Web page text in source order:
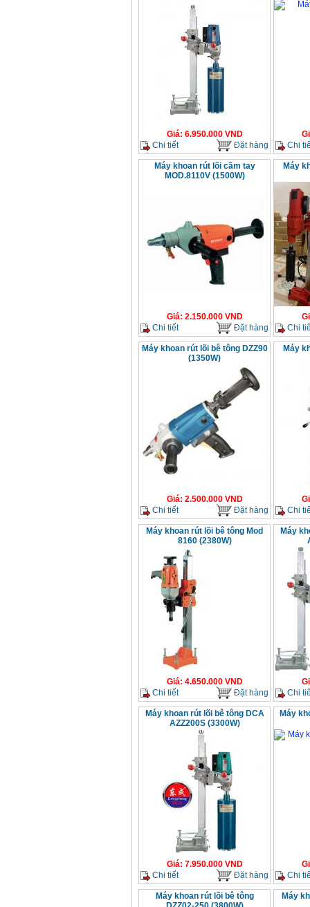
Giá: 6.950.000VND
Chi tiết
Đặt hàng
Chi
Máy khoan rút lõi cầm tay
MOD.8110V (1500W)
Giá: 2.150.000VND
Chi tiết
Đặt hàng
Máy
Chi
Máy khoan rút lõi bê tông DZZ90
(1350W)
Giá: 2.500.000VND
Chi tiết
Đặt hàng
Máy
Chi
Máy khoan rút lõi bê tông Mod
8160 (2380W)
Giá: 4.650.000VND
Chi tiết
Đặt hàng
Máy
Chi
Máy khoan rút lõi bê tông DCA
AZZ200S (3300W)
Giá: 7.950.000VND
Chi tiết
Đặt hàng
Máy
Chi
Máy khoan rút lõi bê tông
Máy